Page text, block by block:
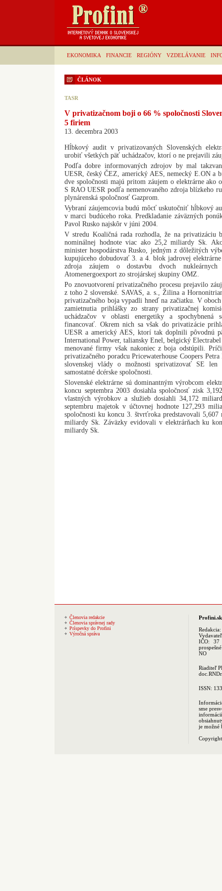
EKONOMIKA FINANCIE REGIÓNY VZDELÁVANIE
ČLÁNOK
TASR
V privatizačnom boji o 66 % spoločnosti
5 firiem
13. decembra 2003
Hĺbkový audit v privatizovaných Slovenských
urobiť všetkých päť uchádzačov, ktorí o ne prejavili
Podľa dobre informovaných zdrojov by mal
UESR, český ČEZ, americký AES, nemecký E.ON a
dve spoločnosti majú pritom záujem o elektrárne ako
S RAO UESR podľa nemenovaného zdroja blízkeho
plynárenská spoločnosť Gazprom.
Vybraní záujemcovia budú môcť uskutočniť hĺbkový
v marci budúceho roka. Predkladanie záväzných
Pavol Rusko najskôr v júni 2004.
V stredu Koaličná rada rozhodla, že na privatizáciu
nominálnej hodnote viac ako 25,2 miliardy Sk.
minister hospodárstva Rusko, jedným z dôležitých
kupujúceho dobudovať 3. a 4. blok jadrovej
zdroja záujem o dostavbu dvoch
Atomenergoexport zo strojárskej skupiny OMZ.
Po znovuotvorení privatizačného procesu prejavilo
z toho 2 slovenské. SAVAS, a. s., Žilina a
privatizačného boja vypadli hneď na začiatku. V
zamietnutia prihlášky zo strany privatizačnej
uchádzačov v oblasti energetiky a spochybnená
financovať. Okrem nich sa však do privatizácie
UESR a americký AES, ktorí tak doplnili pôvodnú
International Power, taliansky Enel, belgický
menované firmy však nakoniec z boja odstúpili.
privatizačného poradcu Pricewaterhouse Coopers
slovenskej vlády o možnosti sprivatizovať SE
samostatné dcérske spoločnosti.
Slovenské elektrárne sú dominantným výrobcom
koncu septembra 2003 dosiahla spoločnosť zisk
vlastných výrobkov a služieb dosiahli 34,172
septembru majetok v účtovnej hodnote 127,293
spoločnosti ku koncu 3. štvrťroka predstavovali
miliardy Sk. Záväzky evidovali v elektrárňach ku
miliardy Sk.
Členovia redakcie
Členovia správnej rady
Príspevky do Profini
Výročná správa
Profini.sk
Redakcia:
IČO: 37
NO
Riaditeľ
ISSN:
sme
je možné